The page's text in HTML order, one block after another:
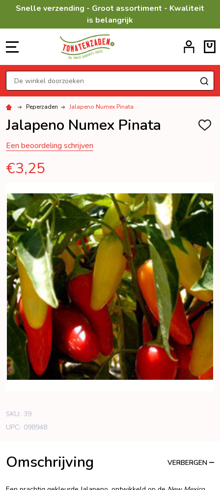
Snelle verzending - Groot assortiment - Kwaliteit
is belangrijk
Zoeken
Peperzaden Jalapeno Numex Pinata
Jalapeno Numex Pinata
Een beoordeling schrijven
€3,25
SKU: 39
UPC: 098948
Omschrijving VERBERGEN